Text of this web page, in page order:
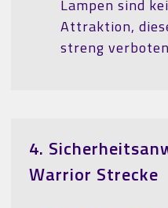
Lampen sind
Attraktion,
streng verboten
4.
Warrior Strecke